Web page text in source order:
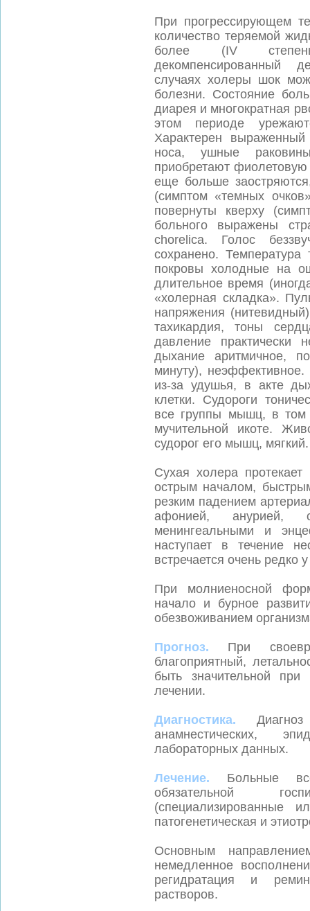
При прогрессирующем
количество теряемой
более (IV степень
декомпенсированный
случаях холеры шок
болезни. Состояние
диарея и многократная
этом периоде
Характерен
носа, ушные
приобретают
еще больше
(симптом «темных
повернуты кверху
больного выражены
chorelica. Голос
сохранено.
покровы холодные на
длительное время
«холерная складка».
напряжения
тахикардия, тоны
давление практически
дыхание аритмичное,
минуту),
из-за удушья, в акте
клетки. Судороги
все группы мышц, в том
мучительной икоте.
судорог его мышц,
Сухая холера протекает
острым началом,
резким падением
афонией, анурией,
менингеальными и
наступает в течение
встречается очень редко
При молниеносной
начало и бурное
обезвоживанием
Прогноз. При
благоприятный,
быть значительной
лечении.
Диагностика.
анамнестических,
лабораторных данных.
Лечение. Больные
обязательной
(специализированные
патогенетическая и
Основным
немедленное
регидратация и
растворов.